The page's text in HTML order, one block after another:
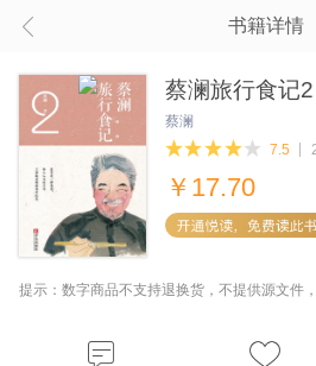
书籍详情
蔡澜旅行食记2
蔡澜
7.5
￥ 17.70
提示：数字商品不支持退换货，不提供源文件